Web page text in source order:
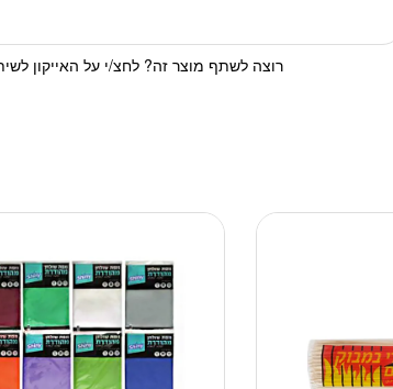
רוצה לשתף מוצר זה? לחצ/י על האייקון